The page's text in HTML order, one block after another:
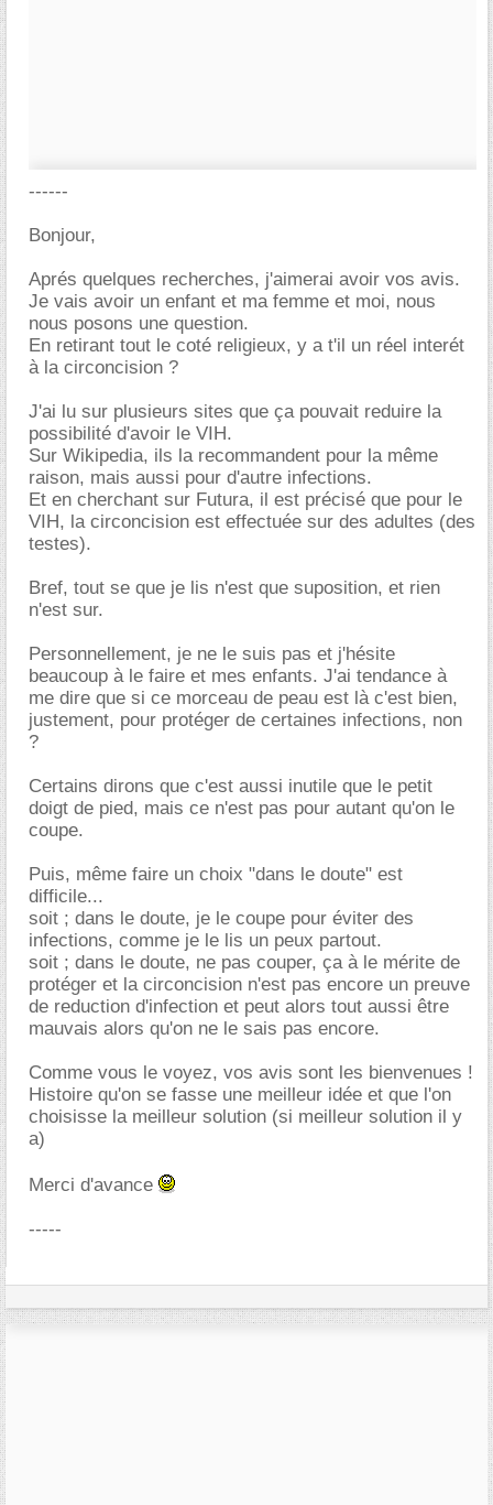
------
Bonjour,
Aprés quelques recherches, j'aimerai avoir vos avis.
Je vais avoir un enfant et ma femme et moi, nous
nous posons une question.
En retirant tout le coté religieux, y a t'il un réel interét
à la circoncision ?
J'ai lu sur plusieurs sites que ça pouvait reduire la
possibilité d'avoir le VIH.
Sur Wikipedia, ils la recommandent pour la même
raison, mais aussi pour d'autre infections.
Et en cherchant sur Futura, il est précisé que pour le
VIH, la circoncision est effectuée sur des adultes (des
testes).
Bref, tout se que je lis n'est que suposition, et rien
n'est sur.
Personnellement, je ne le suis pas et j'hésite
beaucoup à le faire et mes enfants. J'ai tendance à
me dire que si ce morceau de peau est là c'est bien,
justement, pour protéger de certaines infections, non
?
Certains dirons que c'est aussi inutile que le petit
doigt de pied, mais ce n'est pas pour autant qu'on le
coupe.
Puis, même faire un choix "dans le doute" est
difficile...
soit ; dans le doute, je le coupe pour éviter des
infections, comme je le lis un peux partout.
soit ; dans le doute, ne pas couper, ça à le mérite de
protéger et la circoncision n'est pas encore un preuve
de reduction d'infection et peut alors tout aussi être
mauvais alors qu'on ne le sais pas encore.
Comme vous le voyez, vos avis sont les bienvenues !
Histoire qu'on se fasse une meilleur idée et que l'on
choisisse la meilleur solution (si meilleur solution il y
a)
Merci d'avance
-----